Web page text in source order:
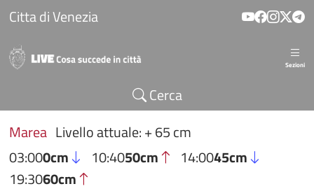
Salta al contenuto principale
Citta di Venezia
Sezioni
Cerca
Marea Livello attuale: + 65 cm
03:000cm 10:4050cm 14:0045cm
19:3060cm